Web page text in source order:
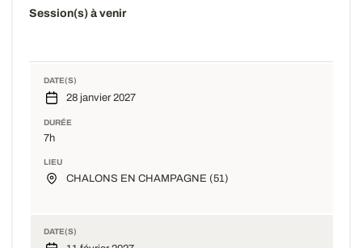
Session(s) à venir
DATE(S)
28 janvier 2027
DURÉE
7h
LIEU
CHALONS EN CHAMPAGNE (51)
DATE(S)